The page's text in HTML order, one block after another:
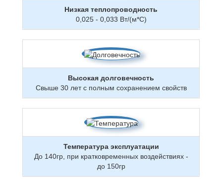
Низкая теплопроводность
0,025 - 0,033 Вт/(м*С)
Высокая долговечность
Свыше 30 лет с полным сохранением свойств
Температура эксплуатации
До 140гр, при кратковременных воздействиях -
до 150гр